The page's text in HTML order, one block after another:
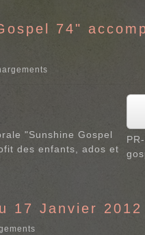
74"
"Sunshine Gospel
des enfants, ados et
17 Janvier 2012